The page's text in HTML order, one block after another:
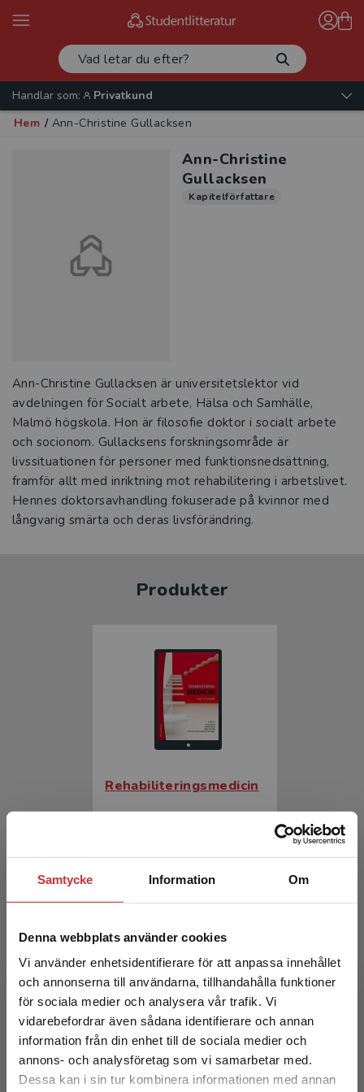
Samtycke Information Om
Denna webbplats använder cookies
Vi använder enhetsidentifierare för att anpassa innehållet
och annonserna till användarna, tillhandahålla funktioner
för sociala medier och analysera vår trafik. Vi
vidarebefordrar även sådana identifierare och annan
information från din enhet till de sociala medier och
annons- och analysföretag som vi samarbetar med.
Dessa kan i sin tur kombinera informationen med annan
Begränsad fraktregion
Handlar som:
Privatkund
Hem / Ann-Christine Gullacksen
Ann-Christine
Gullacksen
Kapitelförfattare
Ann-Christine Gullacksen är universitetslektor vid
avdelningen för Socialt arbete, Hälsa och Samhälle,
Malmö högskola. Hon är filosofie doktor i socialt arbete
och socionom. Gullacksens forskningsområde är
livssituationen för personer med funktionsnedsättning,
framför allt med inriktning mot rehabilitering i arbetslivet.
Hennes doktorsavhandling fokuserade på kvinnor med
långvarig smärta och deras livsförändring.
Produkter
Rehabiliteringsmedicin
Rehabiliteringsmedicin
Borg, Jörgen m.fl. (red.)